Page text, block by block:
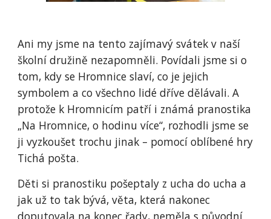
Ani my jsme na tento zajímavý svátek v naší
školní družině nezapomněli. Povídali jsme si o
tom, kdy se Hromnice slaví, co je jejich
symbolem a co všechno lidé dříve dělávali. A
protože k Hromnicím patří i známá pranostika
„Na Hromnice, o hodinu více“, rozhodli jsme se
ji vyzkoušet trochu jinak – pomocí oblíbené hry
Tichá pošta.
Děti si pranostiku pošeptaly z ucha do ucha a
jak už to tak bývá, věta, která nakonec
doputovala na konec řady, neměla s původní